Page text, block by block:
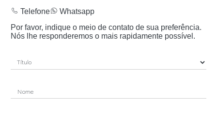
Telefone
Whatsapp
Por favor, indique o meio de contato de sua preferência.
Nós lhe responderemos o mais rapidamente possível.
Nome